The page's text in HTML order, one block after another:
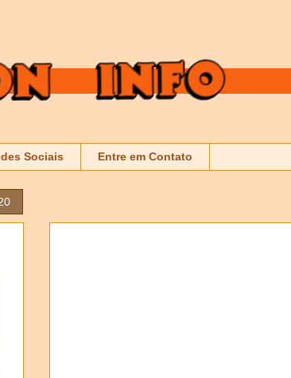
Sociais Entre em Contato